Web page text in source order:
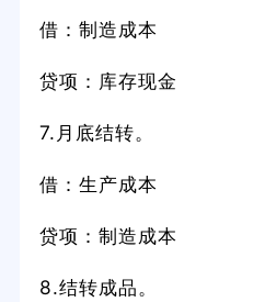
借：制造成本
贷项：库存现金
7.月底结转。
借：生产成本
贷项：制造成本
8.结转成品。